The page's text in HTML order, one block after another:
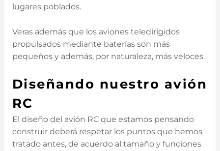
lugares poblados.
Veras además que los aviones teledirigidos
propulsados mediante baterías son más
pequeños y además, por naturaleza, más veloces.
Diseñando nuestro avión
RC
El diseño del avión RC que estamos pensando
construir deberá respetar los puntos que hemos
tratado antes, de acuerdo al tamaño y funciones